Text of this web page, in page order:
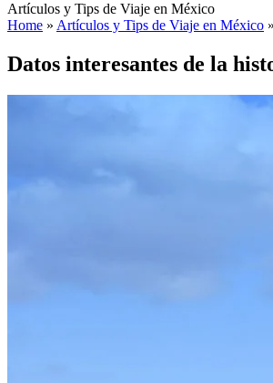
Artículos y Tips de Viaje en México
Home » Artículos y Tips de Viaje en México »
Datos interesantes de la